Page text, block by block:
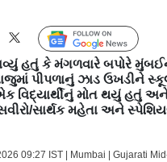
Follow Us
હતું કે મંગળવારે બપોરે
બાજુમાં પીપળાનું ઝાડ ઉખડીને
વિદ્યાર્થીનું મોત થયું હતું
સાર્થક મહેતા અને
09:27 IST | Mumbai | Gujarati